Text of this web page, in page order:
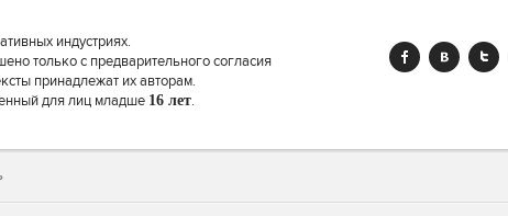
индустриях.
только с предварительного согласия
принадлежат их авторам.
для лиц младше 16 лет.